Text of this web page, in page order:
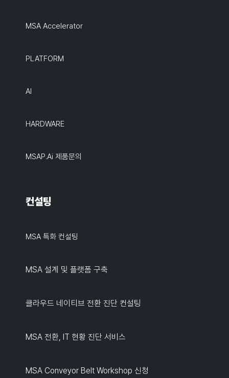
MSA Accelerator
PLATFORM
AI
HARDWARE
MSAP.ai 제품문의
컨설팅
MSA 특화 컨설팅
MSA 설계 및 플랫폼 구축
클라우드 네이티브 전환 진단 컨설팅
MSA 전환, IT 현황 진단 서비스
MSA Conveyor Belt Workshop 신청